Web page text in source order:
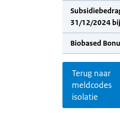
31/12/2024
Biobased
Terug naar
meldcodes
isolatie